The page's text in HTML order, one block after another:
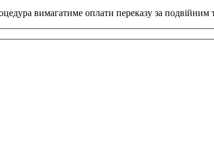
вимагатиме оплати переказу за подвійним